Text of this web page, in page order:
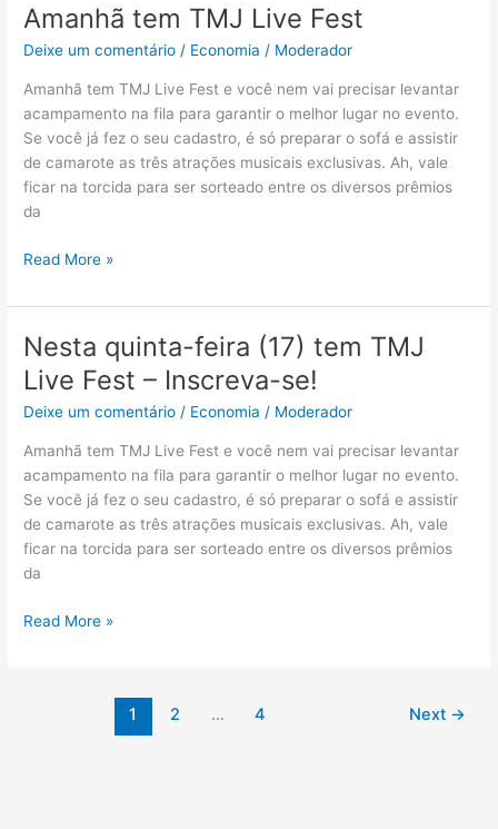
Amanhã tem TMJ Live Fest
Deixe um comentário / Economia / Moderador
Amanhã tem TMJ Live Fest e você nem vai precisar levantar
acampamento na fila para garantir o melhor lugar no evento.
Se você já fez o seu cadastro, é só preparar o sofá e assistir
de camarote as três atrações musicais exclusivas. Ah, vale
ficar na torcida para ser sorteado entre os diversos prêmios
da
Amanhã
TMJ
Live
Fest
Read More »
Nesta quinta-feira (17) tem TMJ
Live Fest – Inscreva-se!
Deixe um comentário / Economia / Moderador
Amanhã tem TMJ Live Fest e você nem vai precisar levantar
acampamento na fila para garantir o melhor lugar no evento.
Se você já fez o seu cadastro, é só preparar o sofá e assistir
de camarote as três atrações musicais exclusivas. Ah, vale
ficar na torcida para ser sorteado entre os diversos prêmios
da
Nesta
quinta-
feira
(17)
Read More »
1 2 … 4 Next →